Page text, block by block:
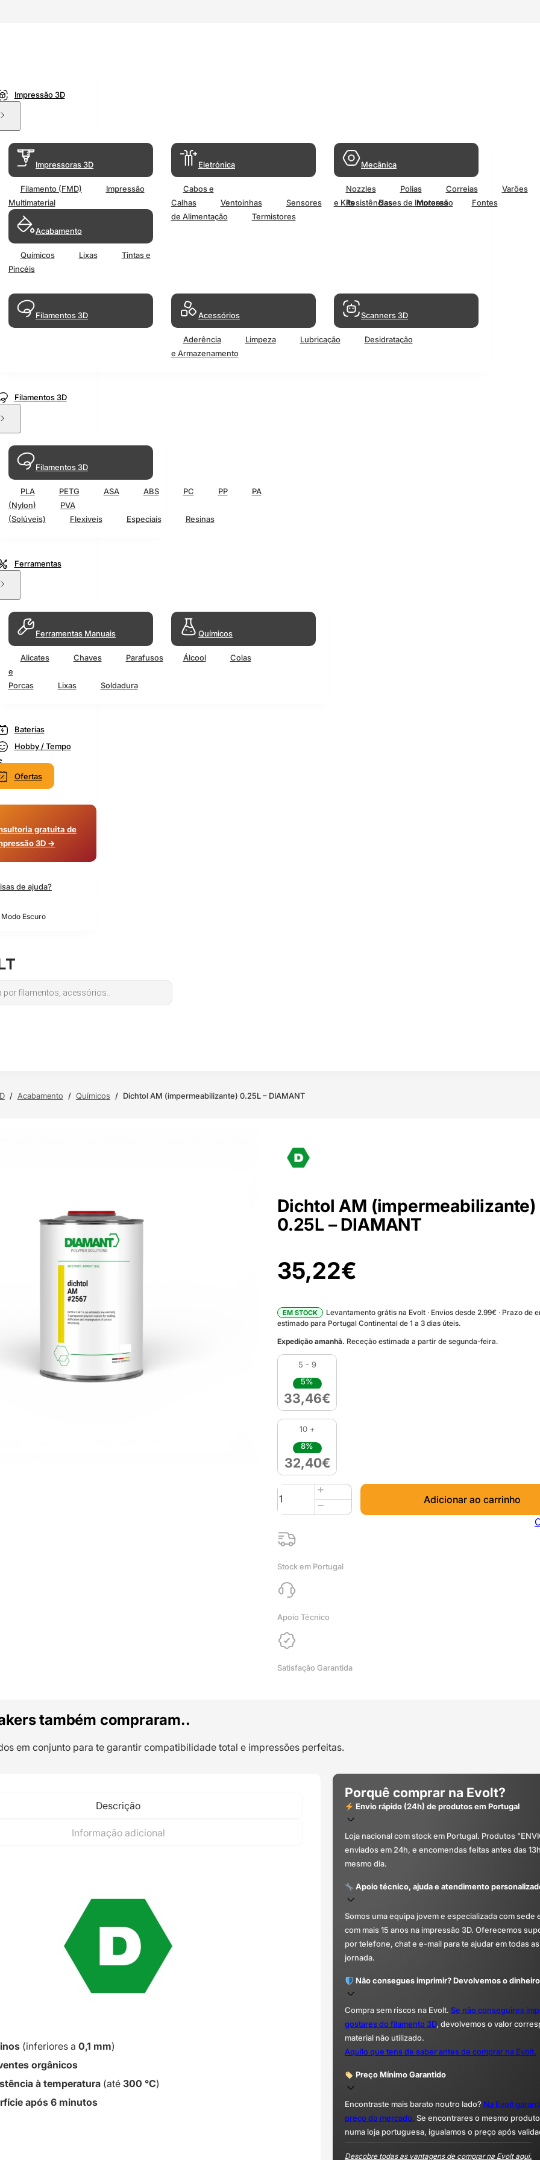
Impressão 3D
Impressoras 3D
Filamento (FMD)
Impressão
Multimaterial
Acabamento
Químicos Lixas
Tintas e
Pincéis
Eletrónica
Cabos e
Calhas
Ventoinhas Sensores Resistências Motores
Fontes
de Alimentação
Termistores
Mecânica
Nozzles Polias Correias
Varões
e Kits
Bases de Impressão
Filamentos 3D Acessórios
Aderência Limpeza Lubricação
Desidratação
e Armazenamento
Scanners 3D
Filamentos 3D
Filamentos 3D
PLA PETG ASA ABS PC PP
PA
(Nylon)
PVA
(Solúveis)
Flexiveis Especiais Resinas
Ferramentas
Ferramentas Manuais
Alicates Chaves
Parafusos
e
Porcas
Lixas Soldadura
Químicos
Álcool Colas
Baterias
Hobby / Tempo
Ofertas
gratuita de
3D →
de ajuda?
Escuro
/ Acabamento / Químicos / Dichtol AM (impermeabilizante) 0.25L – DIAMANT
Dichtol AM (impermeabilizante)
0.25L – DIAMANT
35,22€
EM STOCK
Levantamento grátis na Evolt · Envios desde 2.99€ · Prazo de
estimado para Portugal Continental de 1 a 3 dias úteis.
Expedição amanhã. Receção estimada a partir de segunda-feira.
5 - 9
5%
33,46€
10 +
8%
32,40€
Quantidade
de
Dichtol
AM
(impermeabilizante)
-
DIAMANT
Adicionar ao carrinho
Stock em Portugal
Apoio Técnico
Satisfação Garantida
também compraram..
em conjunto para te garantir compatibilidade total e impressões perfeitas.
Descrição
Informação adicional
(inferiores a 0,1 mm)
orgânicos
à temperatura (até 300 °C)
após 6 minutos
Porquê comprar na Evolt?
Envio rápido (24h) de produtos em Portugal
Loja nacional com stock em Portugal. Produtos
enviados em 24h, e encomendas feitas antes das
mesmo dia.
Apoio técnico, ajuda e atendimento
Somos uma equipa jovem e especializada com sede
com mais 15 anos na impressão 3D. Oferecemos
por telefone, chat e e-mail para te ajudar em todas
jornada.
Não consegues imprimir? Devolvemos o
Compra sem riscos na Evolt. Se não conseguires
gostares do filamento 3D, devolvemos o valor
material não utilizado.
Aquilo que tens de saber antes de comprar na Evolt.
Preço Mínimo Garantido
Encontraste mais barato noutro lado? Na Evolt
preço do mercado. Se encontrares o mesmo
numa loja portuguesa, igualamos o preço após
Descobre todas as vantagens de comprar na Evolt aqui.